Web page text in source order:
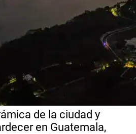
de la ciudad y
en Guatemala,